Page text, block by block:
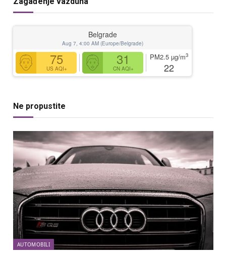
Belgrade
Aug 7, 4:00 AM (Europe/Belgrade)
75
US AQI+
31
CN AQI+
PM2.5 µg/m3
22
Ne propustite
AUTOMOBILI